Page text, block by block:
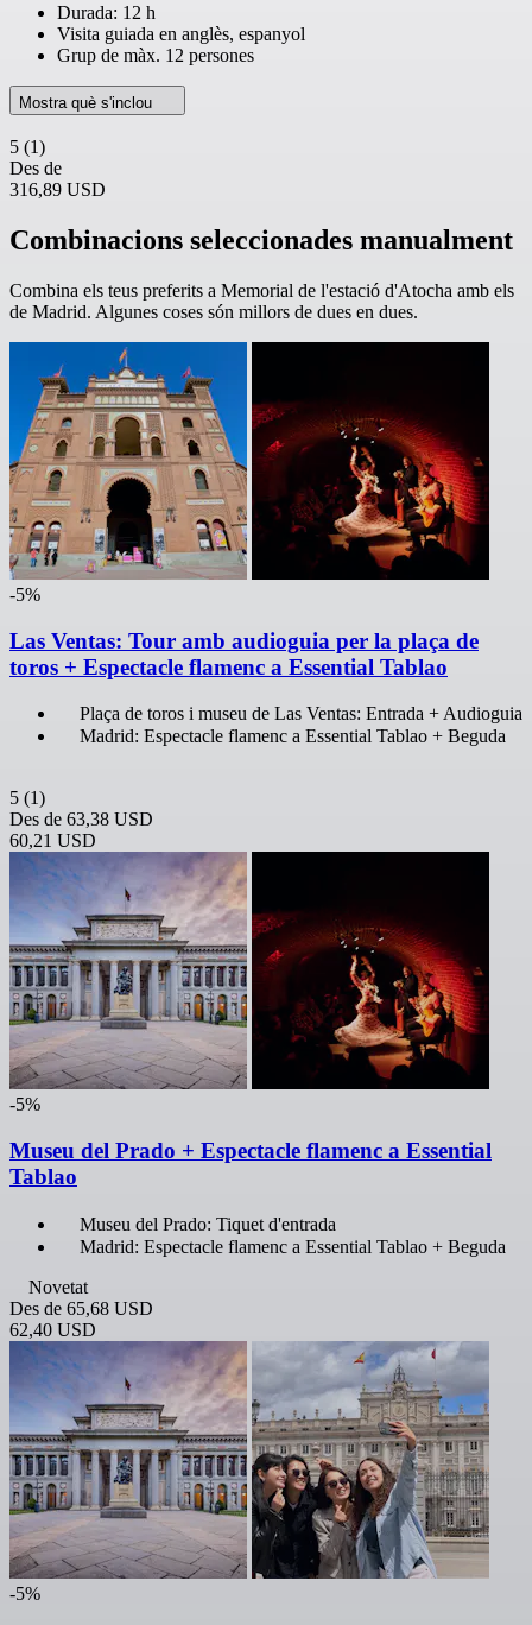
Durada: 12 h
Visita guiada en anglès, espanyol
Grup de màx. 12 persones
Mostra què s'inclou
5 (1)
Des de
316,89 USD
Combinacions seleccionades manualment
Combina els teus preferits a Memorial de l'estació d'Atocha amb els
de Madrid. Algunes coses són millors de dues en dues.
-5%
Las Ventas: Tour amb audioguia per la plaça de
toros + Espectacle flamenc a Essential Tablao
Plaça de toros i museu de Las Ventas: Entrada + Audioguia
Madrid: Espectacle flamenc a Essential Tablao + Beguda
5 (1)
Des de 63,38 USD
60,21 USD
-5%
Museu del Prado + Espectacle flamenc a Essential
Tablao
Museu del Prado: Tiquet d'entrada
Madrid: Espectacle flamenc a Essential Tablao + Beguda
Novetat
Des de 65,68 USD
62,40 USD
-5%